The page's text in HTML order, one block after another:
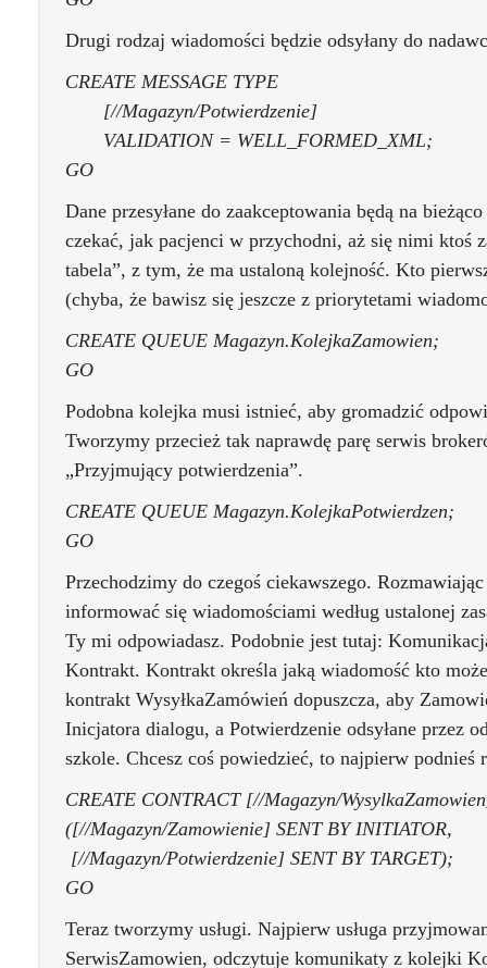
Drugi rodzaj wiadomości będzie odsyłany do
CREATE MESSAGE TYPE
[//Magazyn/Potwierdzenie]
VALIDATION = WELL_FORMED_XML;
GO
Dane przesyłane do zaakceptowania będą na
czekać, jak pacjenci w przychodni, aż się nimi ktoś
tabela”, z tym, że ma ustaloną kolejność. Kto
(chyba, że bawisz się jeszcze z priorytetami
CREATE QUEUE Magazyn.KolejkaZamowien;
GO
Podobna kolejka musi istnieć, aby gromadzić
Tworzymy przecież tak naprawdę parę serwis
„Przyjmujący potwierdzenia”.
CREATE QUEUE Magazyn.KolejkaPotwierdzen;
GO
Przechodzimy do czegoś ciekawszego.
informować się wiadomościami według ustalonej
Ty mi odpowiadasz. Podobnie jest tutaj:
Kontrakt. Kontrakt określa jaką wiadomość kto
kontrakt WysyłkaZamówień dopuszcza, aby
Inicjatora dialogu, a Potwierdzenie odsyłane przez
szkole. Chcesz coś powiedzieć, to najpierw podnieś
CREATE CONTRACT [//Magazyn/
([//Magazyn/Zamowienie] SENT BY INITIATOR,
[//Magazyn/Potwierdzenie] SENT BY TARGET);
GO
Teraz tworzymy usługi. Najpierw usługa
SerwisZamowien, odczytuje komunikaty z kolejki